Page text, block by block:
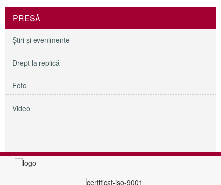
PRESĂ
Ştiri şi evenimente
Drept la replică
Foto
Video